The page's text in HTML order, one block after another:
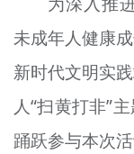
未成年人思想
榜样人物
身边好人
文明评论
未成年人健康
新时代文明实
人“扫黄打非”
踊跃参与本次活